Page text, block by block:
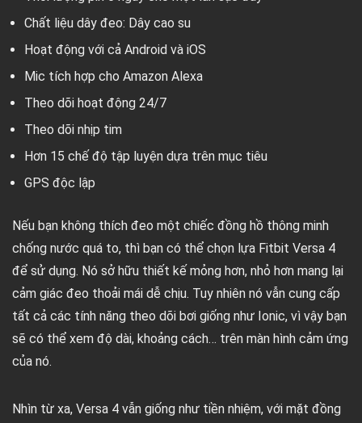
Chất liệu dây đeo: Dây cao su
Hoạt động với cả Android và iOS
Mic tích hợp cho Amazon Alexa
Theo dõi hoạt động 24/7
Theo dõi nhịp tim
Hơn 15 chế độ tập luyện dựa trên mục tiêu
GPS độc lập
Nếu bạn không thích đeo một chiếc đồng hồ thông minh
chống nước quá to, thì bạn có thể chọn lựa Fitbit Versa 4
để sử dụng. Nó sở hữu thiết kế mỏng hơn, nhỏ hơn mang lại
cảm giác đeo thoải mái dễ chịu. Tuy nhiên nó vẫn cung cấp
tất cả các tính năng theo dõi bơi giống như Ionic, vì vậy bạn
sẽ có thể xem độ dài, khoảng cách… trên màn hình cảm ứng
của nó.
Nhìn từ xa, Versa 4 vẫn giống như tiền nhiệm, với mặt đồng